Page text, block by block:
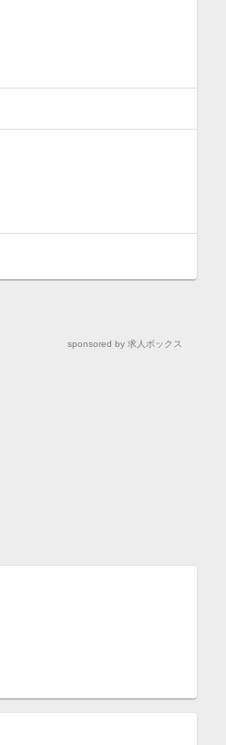
sponsored by 求人ボックス